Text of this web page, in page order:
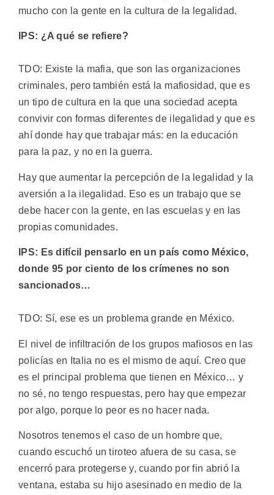
mucho con la gente en la cultura de la legalidad.
IPS: ¿A qué se refiere?
TDO: Existe la mafia, que son las organizaciones
criminales, pero también está la mafiosidad, que es
un tipo de cultura en la que una sociedad acepta
convivir con formas diferentes de ilegalidad y que es
ahí donde hay que trabajar más: en la educación
para la paz, y no en la guerra.
Hay que aumentar la percepción de la legalidad y la
aversión a la ilegalidad. Eso es un trabajo que se
debe hacer con la gente, en las escuelas y en las
propias comunidades.
IPS: Es difícil pensarlo en un país como México,
donde 95 por ciento de los crímenes no son
sancionados…
TDO: Sí, ese es un problema grande en México.
El nivel de infiltración de los grupos mafiosos en las
policías en Italia no es el mismo de aquí. Creo que
es el principal problema que tienen en México… y
no sé, no tengo respuestas, pero hay que empezar
por algo, porque lo peor es no hacer nada.
Nosotros tenemos el caso de un hombre que,
cuando escuchó un tiroteo afuera de su casa, se
encerró para protegerse y, cuando por fin abrió la
ventana, estaba su hijo asesinado en medio de la